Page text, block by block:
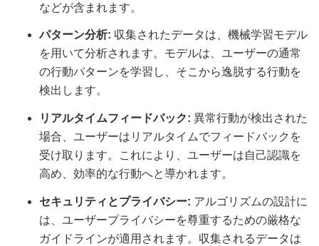
などが含まれます。
パターン分析: 収集されたデータは、機械学習モデル
を用いて分析されます。モデルは、ユーザーの通常
の行動パターンを学習し、そこから逸脱する行動を
検出します。
リアルタイムフィードバック: 異常行動が検出された
場合、ユーザーはリアルタイムでフィードバックを
受け取ります。これにより、ユーザーは自己認識を
高め、効率的な行動へと導かれます。
セキュリティとプライバシー: アルゴリズムの設計に
は、ユーザープライバシーを尊重するための厳格な
ガイドラインが適用されます。収集されるデータは